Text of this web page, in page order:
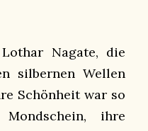
Nagate, die
silbernen Wellen
Schönheit war so
ihre